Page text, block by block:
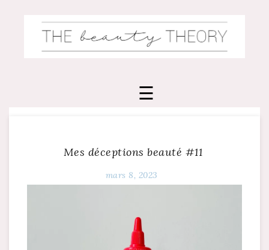
Mes déceptions beauté #11
mars 8, 2023